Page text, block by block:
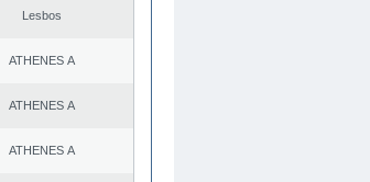
Lesbos
ATHENES Α
ATHENES Α
ATHENES Α